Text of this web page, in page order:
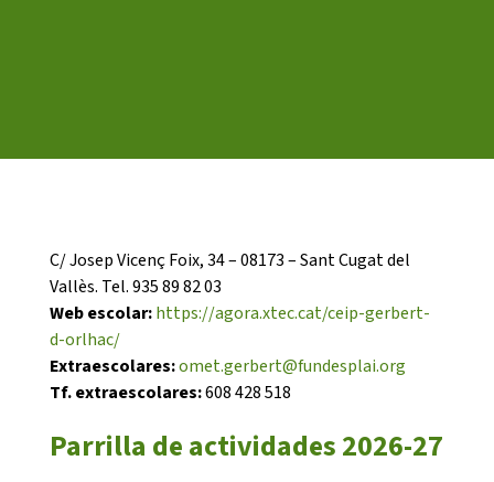
C/ Josep Vicenç Foix, 34 – 08173 – Sant Cugat del
Vallès. Tel. 935 89 82 03
Web escolar:https://agora.xtec.cat/ceip-gerbert-
d-orlhac/
Extraescolares:omet.gerbert@fundesplai.org
Tf. extraescolares:608 428 518
Parrilla de actividades 2026-27
SUPORT TERCER SECTOR
CONEIX FUNDESPLAI